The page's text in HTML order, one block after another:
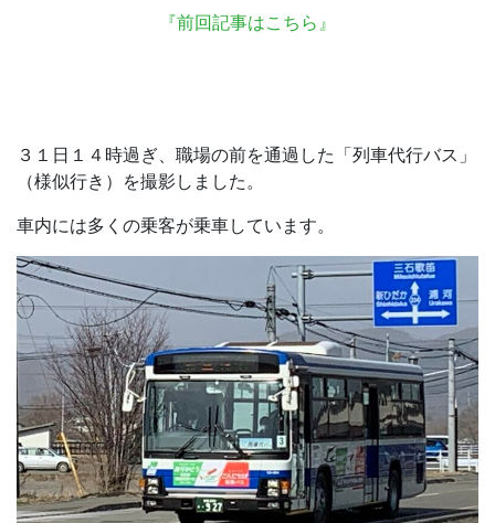
『前回記事はこちら』
３１日１４時過ぎ、職場の前を通過した「列車代行バス」
（様似行き）を撮影しました。
車内には多くの乗客が乗車しています。